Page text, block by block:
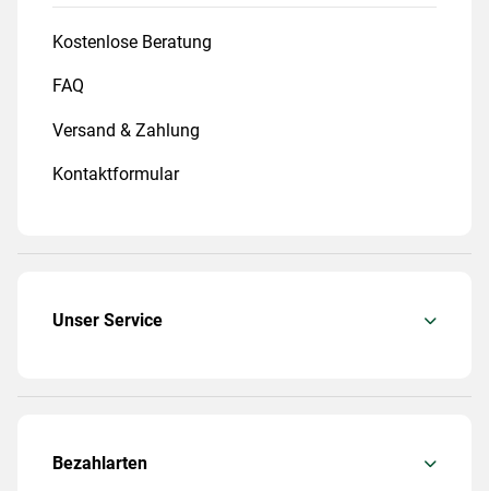
Kostenlose Beratung
FAQ
Versand & Zahlung
Kontaktformular
Unser Service
Bezahlarten